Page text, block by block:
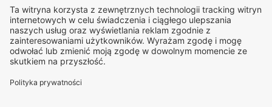
Organizator udzielania świadczeń telemedycznych jest
podmiotem leczniczym w rozumieniu ustawy z dnia 15
kwietnia 2011 roku o działalności leczniczej, wpisanym do
rejestru podmiotów wykonujących działalność leczniczą pod
numerem: 000000229172.